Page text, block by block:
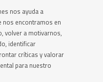
nos ayuda a
nos encontramos en
volver a motivarnos,
identificar
críticas y valorar
para nuestro